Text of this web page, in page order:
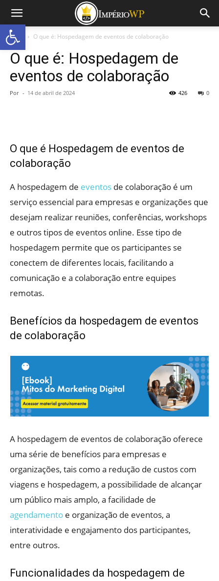
Início O que é: Hospedagem de eventos de colaboração
O que é: Hospedagem de
eventos de colaboração
Por - 14 de abril de 2024 0
426
O que é Hospedagem de eventos de
colaboração
A hospedagem de eventos de colaboração é um
serviço essencial para empresas e organizações que
desejam realizar reuniões, conferências, workshops
e outros tipos de eventos online. Esse tipo de
hospedagem permite que os participantes se
conectem de diferentes locais, facilitando a
comunicação e a colaboração entre equipes
remotas.
Benefícios da hospedagem de eventos
de colaboração
A hospedagem de eventos de colaboração oferece
uma série de benefícios para empresas e
organizações, tais como a redução de custos com
viagens e hospedagem, a possibilidade de alcançar
um público mais amplo, a facilidade de
agendamento e organização de eventos, a
interatividade e engajamento dos participantes,
entre outros.
Funcionalidades da hospedagem de
Abrir a barra de ferramentas